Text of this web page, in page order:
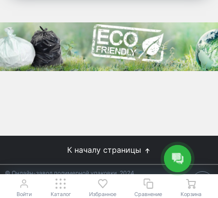
Используйте готовые решения от
лидеров отрасли.
WhitePack
8 (495) 204-18-49
К началу страницы
© Онлайн-завод полимерной упаковки, 2024
Не является публичной офертой.Условия уточняйте у
менеджеров.
Войти Каталог Избранное Сравнение Корзина